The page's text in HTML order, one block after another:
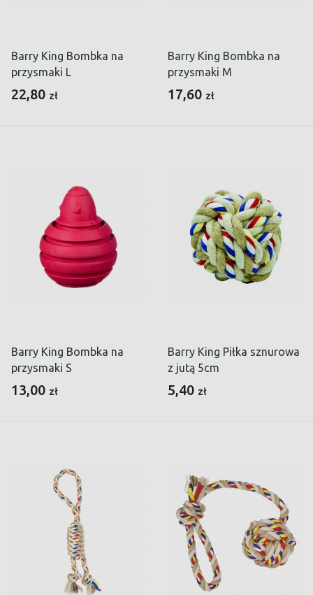
Barry King Bombka na
przysmaki L
22,80 zł
Barry King Bombka na
przysmaki M
17,60 zł
Barry King Bombka na
przysmaki S
13,00 zł
Barry King Piłka sznurowa
z jutą 5cm
5,40 zł